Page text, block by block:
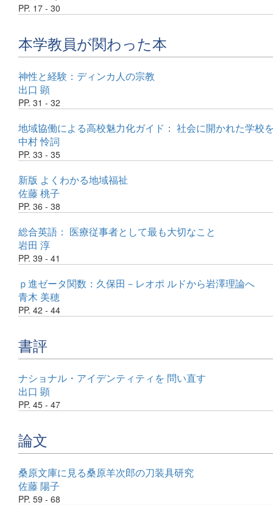
PP. 17 - 30
本学教員が関わった本
神性と経験：ディンカ人の宗教
出口 顕
PP. 31 - 32
地域協働による高校魅力化ガイド： 社会に開かれた学校
中村 怜詞
PP. 33 - 35
新版 よくわかる地域福祉
佐藤 桃子
PP. 36 - 38
総合英語： 医療従事者として最も大切なこと
岩田 淳
PP. 39 - 41
ｐ進ゼータ関数：久保田－レオポ ルドから岩澤理論へ
青木 美穂
PP. 42 - 44
書評
ナショナル・アイデンティティを 問い直す
出口 顕
PP. 45 - 47
論文
桑原文庫に見る桑原羊次郎の刀装具研究
佐藤 陽子
PP. 59 - 68